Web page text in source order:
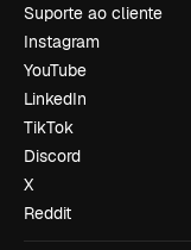
Suporte ao cliente
Instagram
YouTube
LinkedIn
TikTok
Discord
X
Reddit